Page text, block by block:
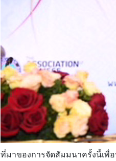
ที่มาของการจัดสัมมนาครั้งนี้เพื่